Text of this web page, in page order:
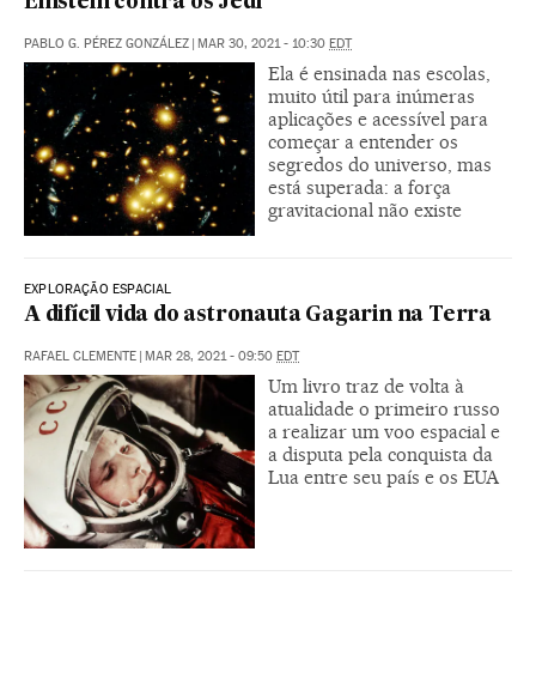
PABLO G. PÉREZ GONZÁLEZ | MAR 30, 2021 - 10:30 EDT
Ela é ensinada nas escolas,
muito útil para inúmeras
aplicações e acessível para
começar a entender os
segredos do universo, mas
está superada: a força
gravitacional não existe
EXPLORAÇÃO ESPACIAL
A difícil vida do astronauta Gagarin na Terra
RAFAEL CLEMENTE | MAR 28, 2021 - 09:50 EDT
Um livro traz de volta à
atualidade o primeiro russo
a realizar um voo espacial e
a disputa pela conquista da
Lua entre seu país e os EUA